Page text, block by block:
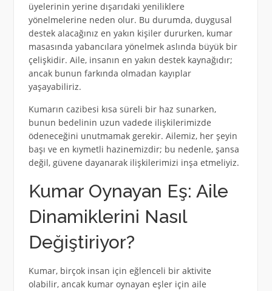
üyelerinin yerine dışarıdaki yeniliklere
yönelmelerine neden olur. Bu durumda, duygusal
destek alacağınız en yakın kişiler dururken, kumar
masasında yabancılara yönelmek aslında büyük bir
çelişkidir. Aile, insanın en yakın destek kaynağıdır;
ancak bunun farkında olmadan kayıplar
yaşayabiliriz.
Kumarın cazibesi kısa süreli bir haz sunarken,
bunun bedelinin uzun vadede ilişkilerimizde
ödeneceğini unutmamak gerekir. Ailemiz, her şeyin
başı ve en kıymetli hazinemizdir; bu nedenle, şansa
değil, güvene dayanarak ilişkilerimizi inşa etmeliyiz.
Kumar Oynayan Eş: Aile
Dinamiklerini Nasıl
Değiştiriyor?
Kumar, birçok insan için eğlenceli bir aktivite
olabilir, ancak kumar oynayan eşler için aile